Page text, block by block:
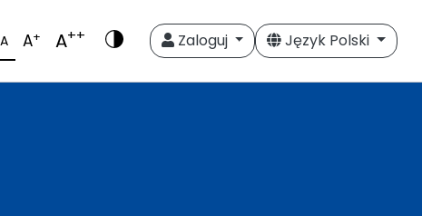
A A+ A++ Zaloguj Język Polski